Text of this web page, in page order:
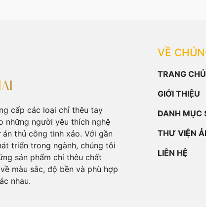
cấp các loại chỉ thêu tay
những người yêu thích nghệ
thủ công tinh xảo. Với gần
triển trong ngành, chúng tôi
sản phẩm chỉ thêu chất
màu sắc, độ bền và phù hợp
nhau.
VỀ
TRANG CHỦ
GIỚI THIỆU
DANH MỤC
THƯ VIỆN
LIÊN HỆ